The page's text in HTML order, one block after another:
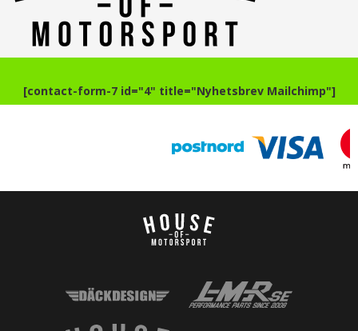
[contact-form-7 id="4" title="Nyhetsbrev Mailchimp"]